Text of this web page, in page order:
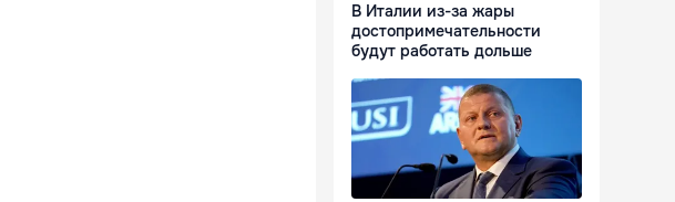
В Италии из-за жары
достопримечательности
будут работать дольше